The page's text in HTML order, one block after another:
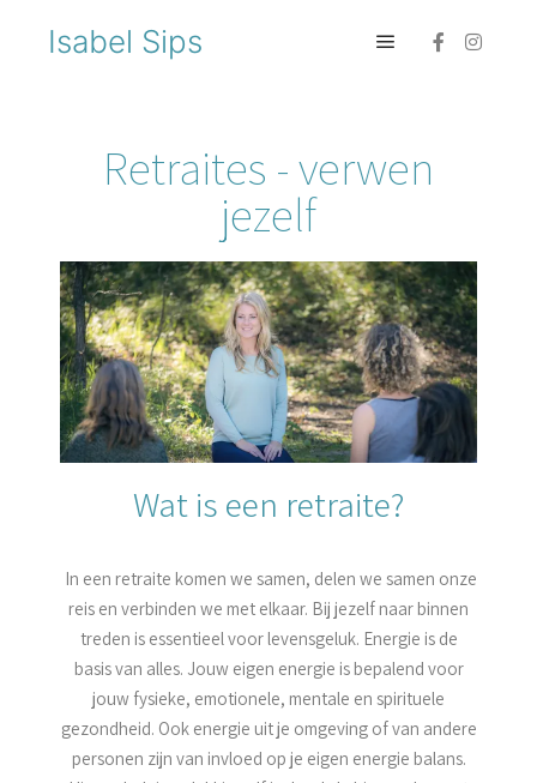
Isabel Sips
Retraites - verwen
jezelf
Wat is een retraite?
In een retraite komen we samen, delen we samen onze
reis en verbinden we met elkaar. Bij jezelf naar binnen
treden is essentieel voor levensgeluk. Energie is de
basis van alles. Jouw eigen energie is bepalend voor
jouw fysieke, emotionele, mentale en spirituele
gezondheid. Ook energie uit je omgeving of van andere
personen zijn van invloed op je eigen energie balans.